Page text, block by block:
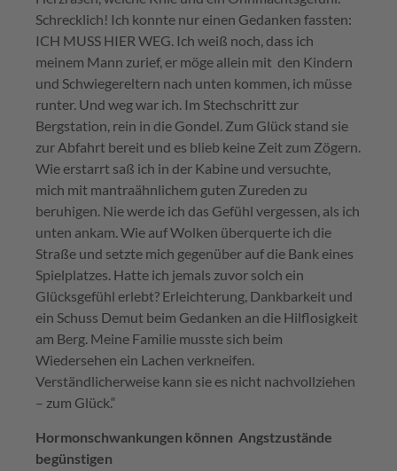
Schrecklich! Ich konnte nur einen Gedanken fassten:
ICH MUSS HIER WEG. Ich weiß noch, dass ich
meinem Mann zurief, er möge allein mit den Kindern
und Schwiegereltern nach unten kommen, ich müsse
runter. Und weg war ich. Im Stechschritt zur
Bergstation, rein in die Gondel. Zum Glück stand sie
zur Abfahrt bereit und es blieb keine Zeit zum Zögern.
Wie erstarrt saß ich in der Kabine und versuchte,
mich mit mantraähnlichem guten Zureden zu
beruhigen. Nie werde ich das Gefühl vergessen, als ich
unten ankam. Wie auf Wolken überquerte ich die
Straße und setzte mich gegenüber auf die Bank eines
Spielplatzes. Hatte ich jemals zuvor solch ein
Glücksgefühl erlebt? Erleichterung, Dankbarkeit und
ein Schuss Demut beim Gedanken an die Hilflosigkeit
am Berg. Meine Familie musste sich beim
Wiedersehen ein Lachen verkneifen.
Verständlicherweise kann sie es nicht nachvollziehen
– zum Glück.“
Hormonschwankungen können Angstzustände
begünstigen